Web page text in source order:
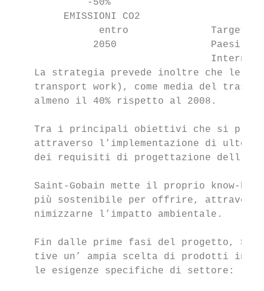
             -50%
         EMISSIONI CO2
entro              Target
2050                Paesi
La strategia prevede inoltre che le
transport work), come media del
    almeno il 40% rispetto al 2008.
Tra i principali obiettivi che si
attraverso l’implementazione di
dei requisiti di progettazione
Saint-Gobain mette il proprio know-
più sostenibile per offrire,
    nimizzarne l’impatto ambientale.
Fin dalle prime fasi del progetto,
tive un’ ampia scelta di prodotti
    le esigenze specifiche di settore: